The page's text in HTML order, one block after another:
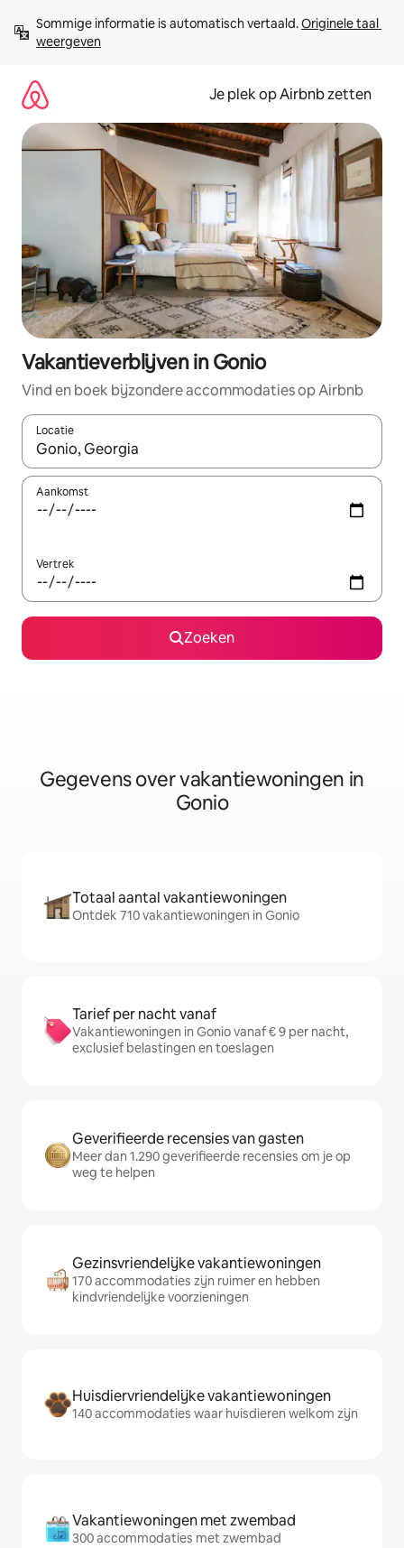
direct
naar
Sommige informatie is automatisch vertaald. Originele taal
weergeven
Je plek op Airbnb zetten
Vakantieverblijven in Gonio
Vind en boek bijzondere accommodaties op Airbnb
Locatie
Wanneer er resultaten beschikbaar zijn, maak je een keuze
Aankomst
Vertrek
Zoeken
Gegevens over vakantiewoningen in
Gonio
Totaal aantal vakantiewoningen
Ontdek 710 vakantiewoningen in Gonio
Tarief per nacht vanaf
Vakantiewoningen in Gonio vanaf € 9 per nacht,
exclusief belastingen en toeslagen
Geverifieerde recensies van gasten
Meer dan 1.290 geverifieerde recensies om je op
weg te helpen
Gezinsvriendelijke vakantiewoningen
170 accommodaties zijn ruimer en hebben
kindvriendelijke voorzieningen
Huisdiervriendelijke vakantiewoningen
140 accommodaties waar huisdieren welkom zijn
Vakantiewoningen met zwembad
300 accommodaties met zwembad